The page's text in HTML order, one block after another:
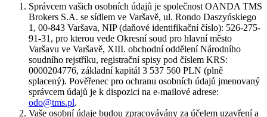
Správcem vašich osobních údajů je společnost OANDA TMS
Brokers S.A. se sídlem ve Varšavě, ul. Rondo Daszyńskiego
1, 00-843 Varšava, NIP (daňové identifikační číslo): 526-275-
91-31, pro kterou vede Okresní soud pro hlavní město
Varšavu ve Varšavě, XIII. obchodní oddělení Národního
soudního rejstříku, registrační spisy pod číslem KRS:
0000204776, základní kapitál 3 537 560 PLN (plně
splacený). Pověřenec pro ochranu osobních údajů jmenovaný
správcem údajů je k dispozici na e-mailové adrese:
odo@tms.pl.
Vaše osobní údaje budou zpracovávány za účelem uzavření a